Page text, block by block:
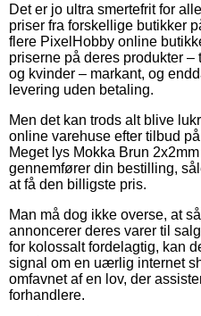
Det er jo ultra smertefrit for
priser fra forskellige butikker
flere PixelHobby online
priserne på deres produkter
og kvinder – markant, og
levering uden betaling.
Men det kan trods alt blive
online varehuse efter tilbud
Meget lys Mokka Brun
gennemfører din bestilling,
at få den billigste pris.
Man må dog ikke overse, at
annoncerer deres varer til
for kolossalt fordelagtig, kan
signal om en uærlig internet
omfavnet af en lov, der
forhandlere.